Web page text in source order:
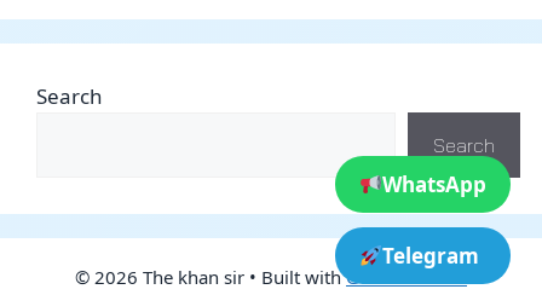
WhatsApp
Telegram
Search
Search
© 2026 The khan sir • Built withGeneratePress